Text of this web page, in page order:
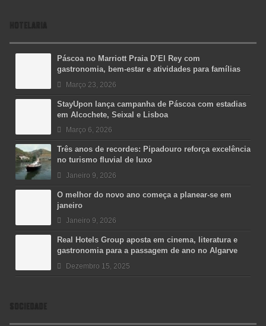
HOTELARIA
Páscoa no Marriott Praia D’El Rey com
gastronomia, bem-estar e atividades para famílias
Março 23, 2026
StayUpon lança campanha de Páscoa com estadias
em Alcochete, Seixal e Lisboa
Março 6, 2026
Três anos de recordes: Pipadouro reforça excelência
no turismo fluvial de luxo
Janeiro 9, 2026
O melhor do novo ano começa a planear-se em
janeiro
Janeiro 9, 2026
Real Hotels Group aposta em cinema, literatura e
gastronomia para a passagem de ano no Algarve
Dezembro 15, 2025
SOCIEDADE